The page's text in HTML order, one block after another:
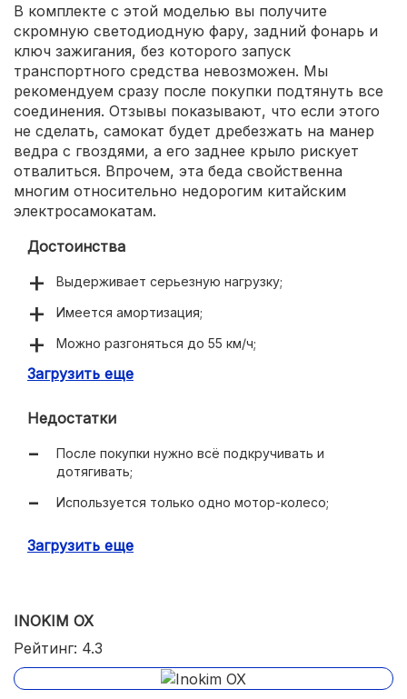
В комплекте с этой моделью вы получите
скромную светодиодную фару, задний фонарь и
ключ зажигания, без которого запуск
транспортного средства невозможен. Мы
рекомендуем сразу после покупки подтянуть все
соединения. Отзывы показывают, что если этого
не сделать, самокат будет дребезжать на манер
ведра с гвоздями, а его заднее крыло рискует
отвалиться. Впрочем, эта беда свойственна
многим относительно недорогим китайским
электросамокатам.
Достоинства
Выдерживает серьезную нагрузку;
Имеется амортизация;
Можно разгоняться до 55 км/ч;
Приличный пробег от полного заряда;
Загрузить еще
Недостатки
После покупки нужно всё подкручивать и
дотягивать;
Используется только одно мотор-колесо;
тормозами;
Цена устроит не всех.
Загрузить еще
INOKIM OX
Рейтинг: 4.3